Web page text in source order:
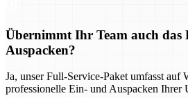
Übernimmt Ihr Team auch das
Auspacken?
Ja, unser Full-Service-Paket umfasst auf
professionelle Ein- und Auspacken Ihrer